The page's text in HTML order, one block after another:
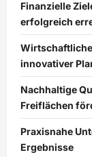
Finanzielle
erfolgreich
innovativer
Nachhaltige
Freiflächen
Praxisnahe
Ergebnisse